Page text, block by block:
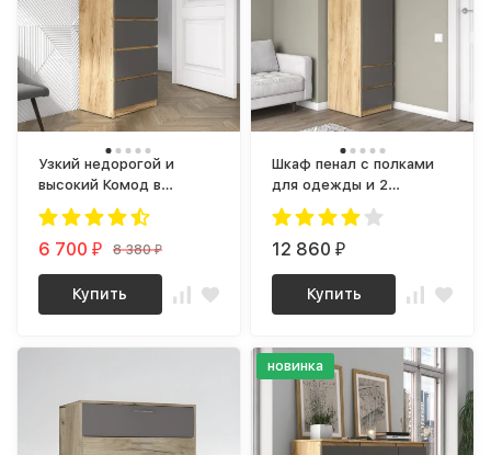
Узкий недорогой и
высокий Комод в
прихожую К-02 СИТИ
ЛДСП серый графит /
дуб крафт золотой
6 700₽ 8 380₽
Купить
Шкаф пенал с полками
для одежды и 2
ящиками ПН-32 СИТИ
ЛДСП серый Графит /
дуб Крафт золотой
12 860₽
Купить
новинка